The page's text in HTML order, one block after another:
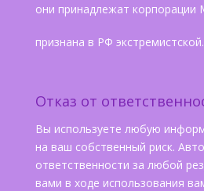
они принадлежат корпорации
признана в РФ экстремистской.
Отказ от
Вы используете любую
на ваш собственный риск.
ответственности за любой
вами в ходе использования